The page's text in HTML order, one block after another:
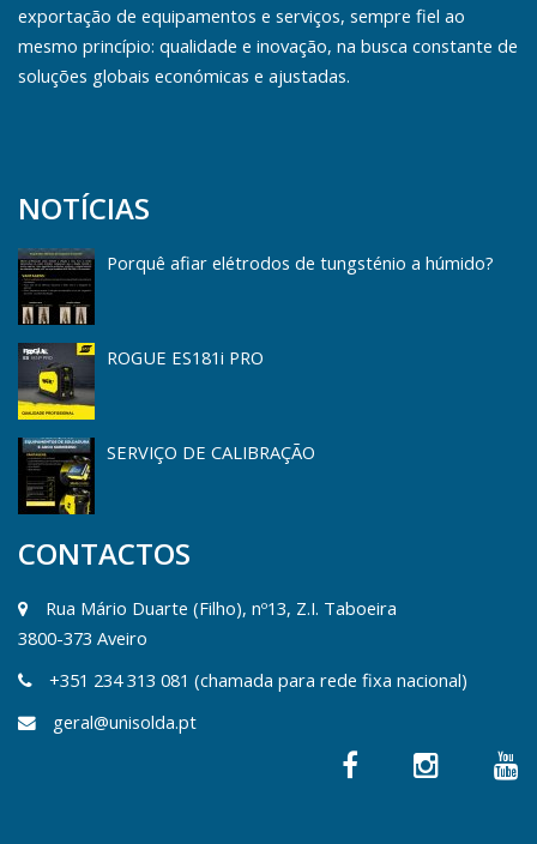
exportação de equipamentos e serviços, sempre fiel ao
mesmo princípio: qualidade e inovação, na busca constante de
soluções globais económicas e ajustadas.
NOTÍCIAS
Porquê afiar elétrodos de tungsténio a húmido?
ROGUE ES181i PRO
SERVIÇO DE CALIBRAÇÃO
CONTACTOS
Rua Mário Duarte (Filho), nº13, Z.I. Taboeira
3800-373 Aveiro
+351 234 313 081 (chamada para rede fixa nacional)
geral@unisolda.pt